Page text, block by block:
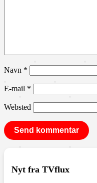
Navn *
E-mail *
Websted
Nyt fra TVflux